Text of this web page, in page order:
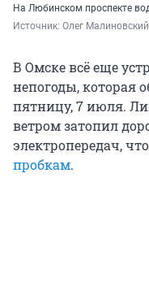
На Любинском проспекте
Источник: Олег Малиновский
В Омске всё еще
непогоды, которая
пятницу, 7 июля.
ветром затопил
электропередач, что
пробкам.